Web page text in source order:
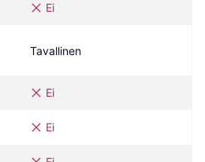
Ei
Tavallinen
Ei
Ei